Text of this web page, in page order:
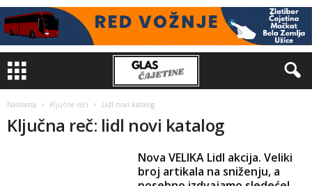
Naslovna Ključne reči Lidl novi katalog
Ključna reč: lidl novi katalog
Nova VELIKA Lidl akcija. Veliki
broj artikala na sniženju, a